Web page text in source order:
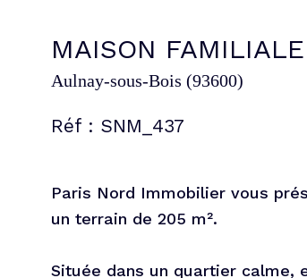
MAISON
Aulnay-sous-Bois (93600)
Réf : SNM_437
Paris Nord Immobilier vous
un terrain de 205 m².
Située dans un quartier calme,